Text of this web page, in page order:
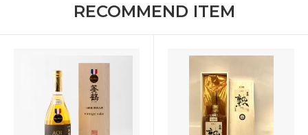
RECOMMEND ITEM